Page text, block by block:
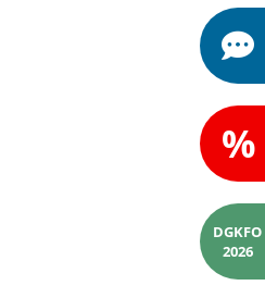
%
DGKFO
2026